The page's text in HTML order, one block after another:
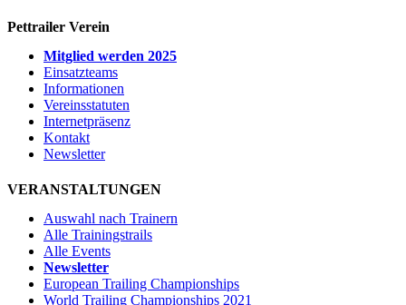
Pettrailer Verein
Mitglied werden 2025
Einsatzteams
Informationen
Vereinsstatuten
Internetpräsenz
Kontakt
Newsletter
VERANSTALTUNGEN
Auswahl nach Trainern
Alle Trainingstrails
Alle Events
Newsletter
European Trailing Championships
World Trailing Championships 2021